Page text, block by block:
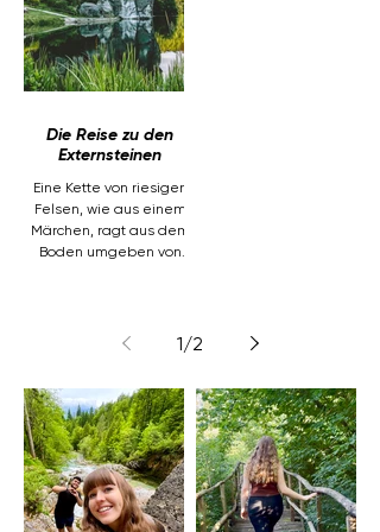
Die Reise zu den
Externsteinen
Eine Kette von riesigen
Felsen, wie aus einem
Märchen, ragt aus dem
Boden umgeben von
1/2